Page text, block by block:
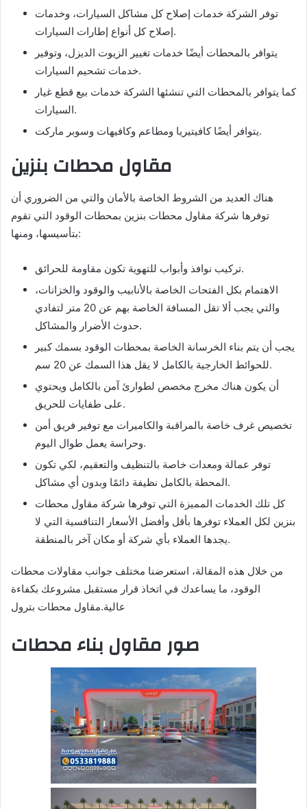
توفر الشركة خدمات إصلاح كل مشاكل السيارات، وخدمات
إصلاح كل أنواع إطارات السيارات.
يتوافر بالمحطات أيضًا خدمات تغيير الزيوت الديزل، وتوفير
خدمات تشحيم السيارات.
كما يتوافر بالمحطات التي تنشئها الشركة خدمات بيع قطع غيار
السيارات.
يتوافر أيضًا كافيتيريا ومطاعم وكافيهات وسوبر ماركت.
مقاول محطات بنزين
هناك العديد من الشروط الخاصة بالأمان والتي من الضروري أن
توفرها شركة مقاول محطات بنزين بمحطات الوقود التي تقوم
بتأسيسها، ومنها:
تركيب نوافذ وأبواب للتهوية تكون مقاومة للحرائق.
الاهتمام بكل الفتحات الخاصة بالأنابيب والوقود والخزانات،
والتي يجب ألا تقل المسافة الخاصة بهم عن 20 متر لتفادي
حدوث الأضرار والمشاكل.
يجب أن يتم بناء الخرسانة الخاصة بمحطات الوقود بسمك كبير
للحوائط الخارجية بالكامل لا يقل هذا السمك عن 20 سم.
أن يكون هناك مخرج مخصص لطوارئ آمن بالكامل ويحتوي
على طفايات للحريق.
تخصيص غرف خاصة بالمراقبة والكاميرات مع توفير فريق أمن
وحراسة يعمل طوال اليوم.
توفر عمالة ومعدات خاصة بالتنظيف والتعقيم، لكي تكون
المحطة بالكامل نظيفة دائمًا وبدون أي مشاكل.
كل تلك الخدمات المميزة التي توفرها شركة مقاول محطات
بنزين لكل العملاء توفرها بأقل وأفضل الأسعار التنافسية التي لا
يجدها العملاء بأي شركة أو مكان آخر بالمنطقة.
من خلال هذه المقالة، استعرضنا مختلف جوانب مقاولات محطات
الوقود، ما يساعدك في اتخاذ قرار مستقبل مشروعك بكفاءة
عالية.مقاول محطات بترول
صور مقاول بناء محطات